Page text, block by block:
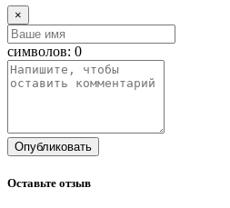
×
символов: 0
Опубликовать
Оставьте отзыв